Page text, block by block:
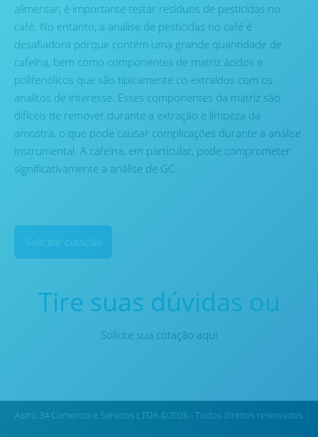
alimentar, é importante testar resíduos de pesticidas no
café. No entanto, a análise de pesticidas no café é
desafiadora porque contém uma grande quantidade de
cafeína, bem como componentes de matriz ácidos e
polifenólicos que são tipicamente co-extraídos com os
analitos de interesse. Esses componentes da matriz são
difíceis de remover durante a extração e limpeza da
amostra, o que pode causar complicações durante a análise
instrumental. A cafeína, em particular, pode comprometer
significativamente a análise de GC.
Solicitar cotação
Tire suas dúvidas ou
Solicite sua cotação aqui
Astro 34 Comercio e Servicos LTDA ©2026 - Todos direitos reservados